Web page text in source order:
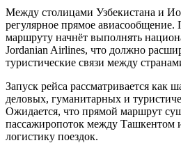
Между столицами Узбекистана и
регулярное прямое
маршруту начнёт выполнять
Jordanian Airlines, что должно
туристические связи между
Запуск рейса рассматривается как
деловых, гуманитарных и
Ожидается, что прямой маршрут
пассажиропоток между Ташкентом
логистику поездок.